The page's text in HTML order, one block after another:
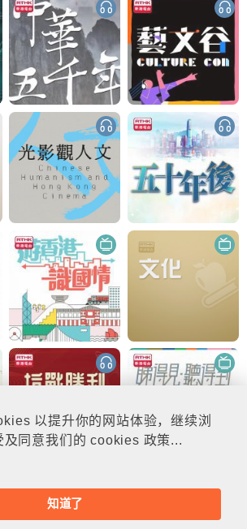
以提升你的网站体验，继续浏
及同意我们的 cookies 政策...
知道了
© rthk.hk